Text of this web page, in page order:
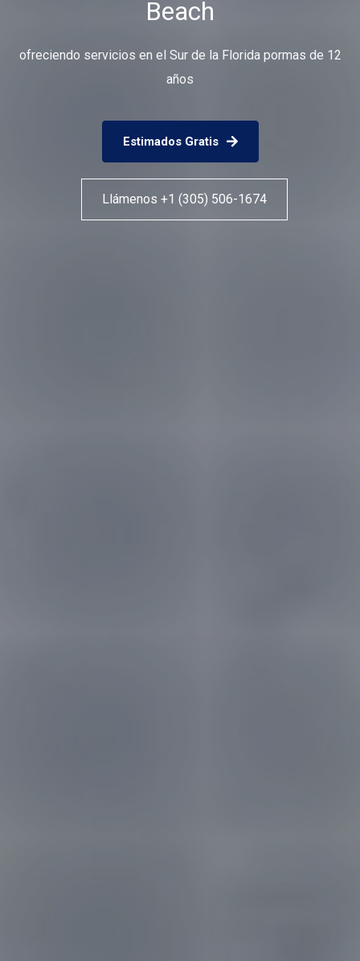
Beach
ofreciendo servicios en el Sur de la Florida pormas de 12
años
Estimados Gratis
Llámenos +1 (305) 506-1674